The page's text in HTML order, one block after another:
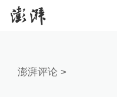
澎湃评论 >